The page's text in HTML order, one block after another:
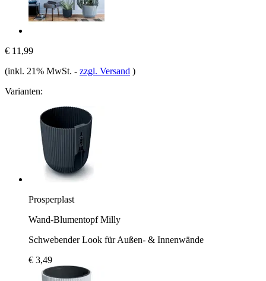
€ 11,99
(inkl. 21% MwSt. - zzgl. Versand )
Varianten:
Prosperplast
Wand-Blumentopf Milly
Schwebender Look für Außen- & Innenwände
€ 3,49